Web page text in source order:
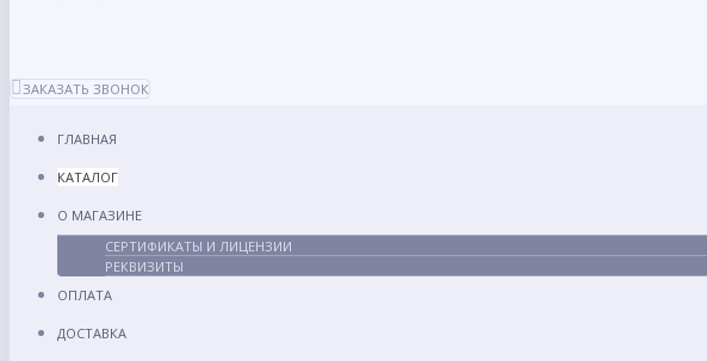
ЗАКАЗАТЬ ЗВОНОК
ГЛАВНАЯ
КАТАЛОГ
О МАГАЗИНЕ
СЕРТИФИКАТЫ И ЛИЦЕНЗИИ
РЕКВИЗИТЫ
ОПЛАТА
ДОСТАВКА